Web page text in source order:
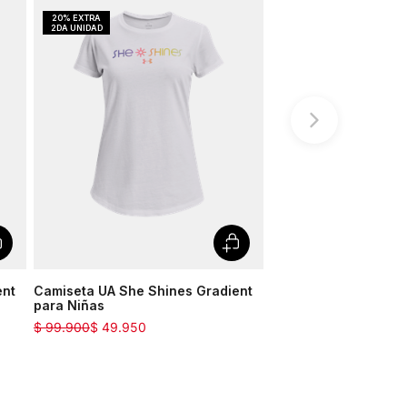
Camiseta UA She Shines Gradient
para Niñas
$ 49.950
$ 99.900